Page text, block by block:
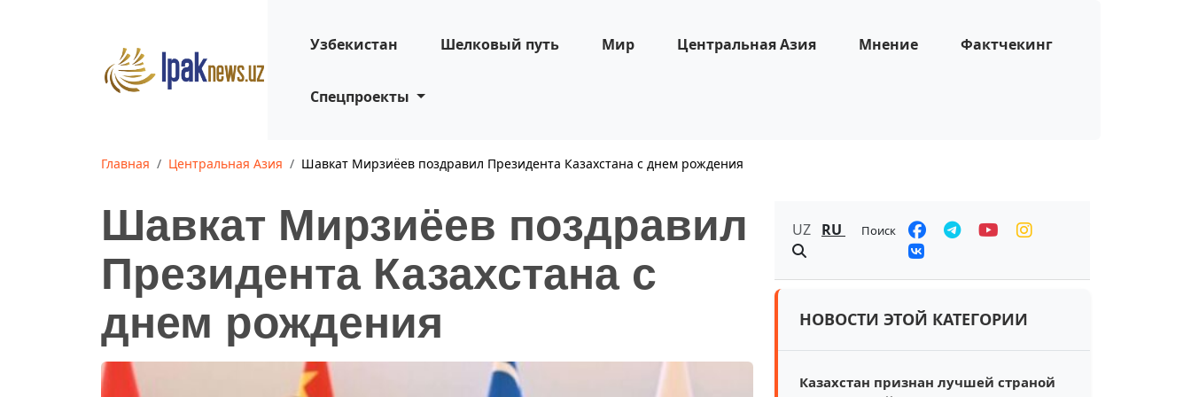
Узбекистан Шелковый путь Мир Центральная Азия Мнение Фактчекинг
Спецпроекты
Главная Центральная Азия Шавкат Мирзиёев поздравил Президента Казахстана с днем рождения
Шавкат Мирзиёев поздравил
Президента Казахстана с
днем рождения
UZ RU Поиск
НОВОСТИ ЭТОЙ КАТЕГОРИИ
Казахстан признан лучшей страной